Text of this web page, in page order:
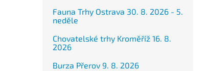
Fauna Trhy Ostrava 30. 8. 2026 - 5.
neděle
Chovatelské trhy Kroměříž 16. 8.
2026
Burza Přerov 9. 8. 2026